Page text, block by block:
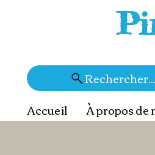
Rechercher...
Accueil
À propos de